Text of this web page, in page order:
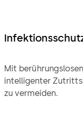
Mit
intelligenter
zu vermeiden.